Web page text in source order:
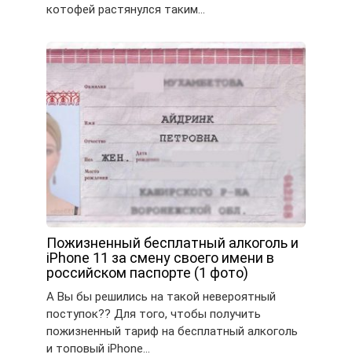
котофей растянулся таким…
Пожизненный бесплатный алкоголь и
iPhone 11 за смену своего имени в
российском паспорте (1 фото)
А Вы бы решились на такой невероятный
поступок?? Для того, чтобы получить
пожизненный тариф на бесплатный алкоголь
и топовый iPhone…